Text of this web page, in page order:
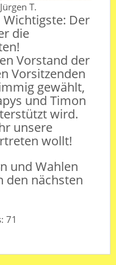
T.
Der
die
Vorstand der
Vorsitzenden
gewählt,
und Timon
wird.
unsere
wollt!
und Wahlen
den nächsten
71